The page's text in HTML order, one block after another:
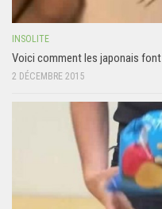
INSOLITE
Voici comment les japonais
2 DÉCEMBRE 2015